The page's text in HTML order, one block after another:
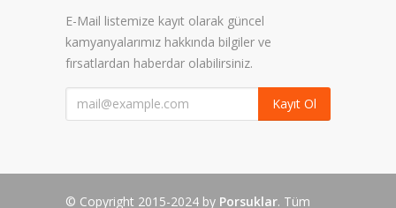
E-Mail listemize kayıt olarak güncel
kamyanyalarımız hakkında bilgiler ve
fırsatlardan haberdar olabilirsiniz.
Kayıt Ol
© Copyright 2015-2024 by Porsuklar. Tüm